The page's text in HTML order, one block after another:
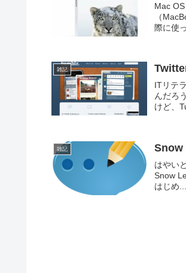
Mac
（
際に使
雑記
ITリテ
んだろ
けど、
雑記 Snow
はやい
Snow
はじめ...